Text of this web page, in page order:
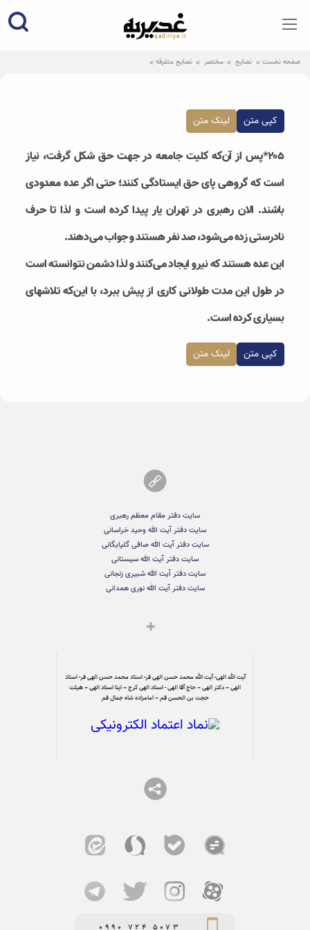
qadiriye.ir
نشریه ی غدیریه-بیانات استاد
صفحه نخست نصایح مختصر نصایح متفرقه
کپی متن لینک متن
۲۰۵*پس از آن‌که کلیت جامعه در جهت حق شکل گرفت، نیاز
است که گروهی پای حق ایستادگی کنند؛ حتی اگر عده معدودی
باشند. الان رهبری در تهران یار پیدا کرده است و لذا تا حرف
نادرستی زده می‌شود، صد نفر هستند و جواب می‌دهند.
این عده هستند که نیرو ایجاد می‌کنند و لذا دشمن نتوانسته است
در طول این مدت طولانی کاری از پیش ببرد، با این‌که تلاشهای
بسیاری کرده‌ است.
کپی متن لینک متن
سایت دفتر مقام معظم رهبری
سایت دفتر آیت الله وحید خراسانی
سایت دفتر آیت الله صافی گلپایگانی
سایت دفتر آیت الله سیستانی
سایت دفتر آیت الله شبیری زنجانی
سایت دفتر آیت الله نوری همدانی
آیت الله الهی- آیت الله محمد حسن الهی فر- استاد محمد حسن الهی فر- استاد
الهی – دکتر الهی – حاج آقا الهی - استاد الهی کرج – ایتا استاد الهی – هیئت
حجت بن الحسن قم – امامزاده شاه جمال قم